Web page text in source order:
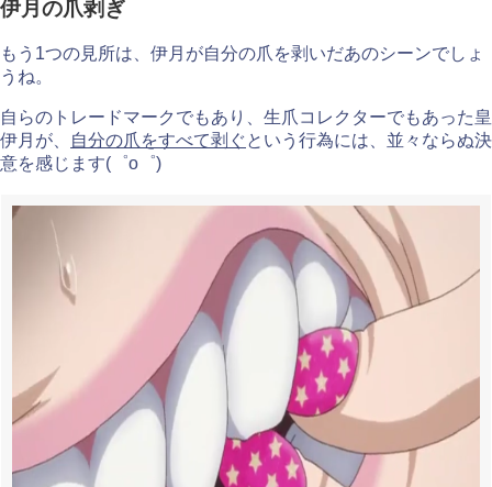
伊月の爪剥ぎ
もう1つの見所は、伊月が自分の爪を剥いだあのシーンでしょ
うね。
自らのトレードマークでもあり、生爪コレクターでもあった皇
伊月が、
自分の爪をすべて剥ぐという行為には、並々ならぬ決
意を感じます(゜o゜)